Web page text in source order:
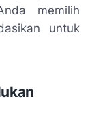
memilih
untuk